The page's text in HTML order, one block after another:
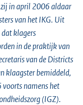
in april 2006 aldaar
van het IKG. Uit
klagers
in de praktijk van
van de Districts
klaagster bemiddeld,
voorts namens het
(IGZ).